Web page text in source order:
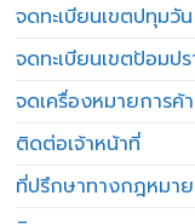
จดทะเบียนเขตปทุมวัน
จดทะเบียนเขตป้อมป
จดเครื่องหมายการค้า
ติดต่อเจ้าหน้าที่
ที่ปรึกษาทางกฎหมาย